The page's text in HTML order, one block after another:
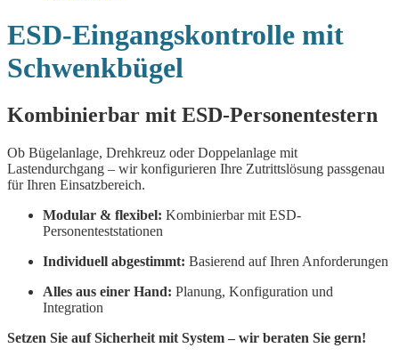
ESD-Eingangskontrolle mit
Schwenkbügel
Kombinierbar mit ESD-Personentestern
Ob Bügelanlage, Drehkreuz oder Doppelanlage mit
Lastendurchgang – wir konfigurieren Ihre Zutrittslösung passgenau
für Ihren Einsatzbereich.
Modular & flexibel: Kombinierbar mit ESD-
Personenteststationen
Individuell abgestimmt: Basierend auf Ihren Anforderungen
Alles aus einer Hand: Planung, Konfiguration und
Integration
Setzen Sie auf Sicherheit mit System – wir beraten Sie gern!